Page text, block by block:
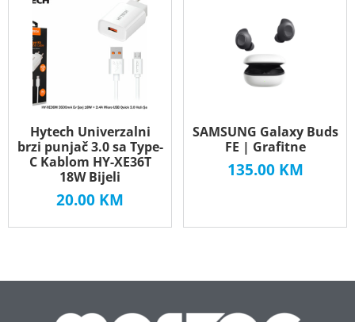
Hytech Univerzalni
brzi punjač 3.0 sa Type-
C Kablom HY-XE36T
18W Bijeli
20.00 KM
SAMSUNG Galaxy Buds
FE | Grafitne
135.00 KM